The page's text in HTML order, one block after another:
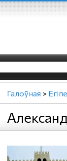
Галоўная >